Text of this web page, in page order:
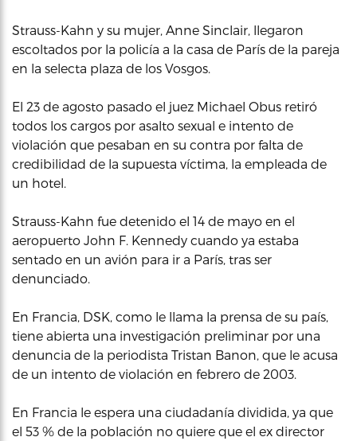
Strauss-Kahn y su mujer, Anne Sinclair, llegaron
escoltados por la policía a la casa de París de la pareja
en la selecta plaza de los Vosgos.
El 23 de agosto pasado el juez Michael Obus retiró
todos los cargos por asalto sexual e intento de
violación que pesaban en su contra por falta de
credibilidad de la supuesta víctima, la empleada de
un hotel.
Strauss-Kahn fue detenido el 14 de mayo en el
aeropuerto John F. Kennedy cuando ya estaba
sentado en un avión para ir a París, tras ser
denunciado.
En Francia, DSK, como le llama la prensa de su país,
tiene abierta una investigación preliminar por una
denuncia de la periodista Tristan Banon, que le acusa
de un intento de violación en febrero de 2003.
En Francia le espera una ciudadanía dividida, ya que
el 53 % de la población no quiere que el ex director